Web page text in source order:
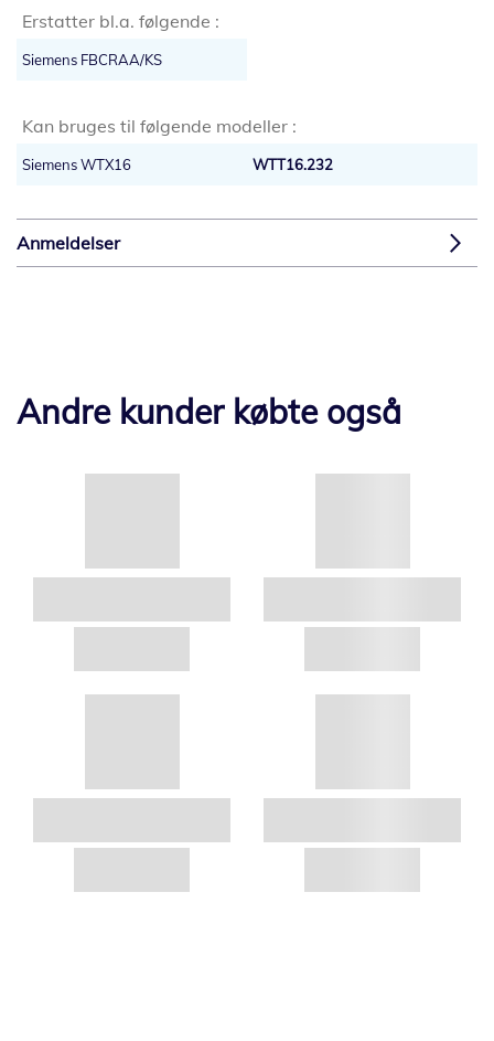
Erstatter bl.a. følgende :
Siemens FBCRAA/KS
Kan bruges til følgende modeller :
Siemens WTX16 WTT16.232
Anmeldelser
Andre kunder købte også